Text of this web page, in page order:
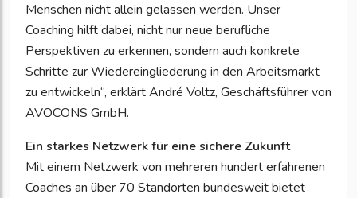
Menschen nicht allein gelassen werden. Unser
Coaching hilft dabei, nicht nur neue berufliche
Perspektiven zu erkennen, sondern auch konkrete
Schritte zur Wiedereingliederung in den Arbeitsmarkt
zu entwickeln“, erklärt André Voltz, Geschäftsführer von
AVOCONS GmbH.
Ein starkes Netzwerk für eine sichere Zukunft
Mit einem Netzwerk von mehreren hundert erfahrenen
Coaches an über 70 Standorten bundesweit bietet